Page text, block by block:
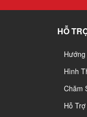
HỖ
Hình
Chăm
Hỗ